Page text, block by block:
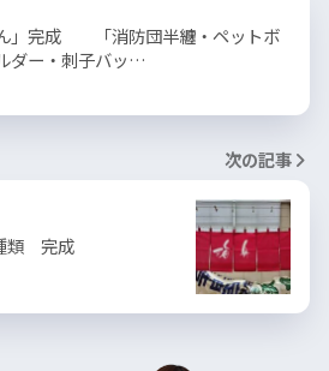
ん」完成 「消防団半纏・ペットボ
ダー・刺子バッ…
次の記事
類 完成